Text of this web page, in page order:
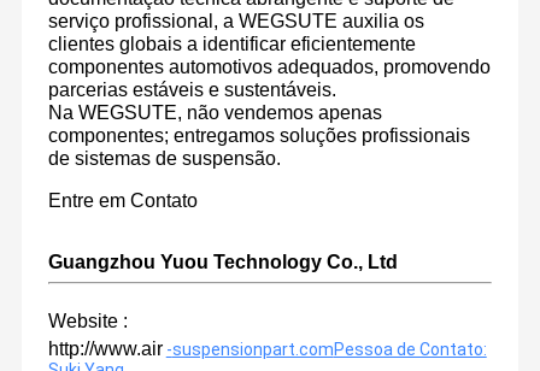
serviço profissional, a WEGSUTE auxilia os
clientes globais a identificar eficientemente
componentes automotivos adequados, promovendo
parcerias estáveis e sustentáveis.
Na WEGSUTE, não vendemos apenas
componentes; entregamos soluções profissionais
de sistemas de suspensão.
Entre em Contato
Guangzhou Yuou Technology Co., Ltd
Website :
http://www.air -suspensionpart.comPessoa de Contato: